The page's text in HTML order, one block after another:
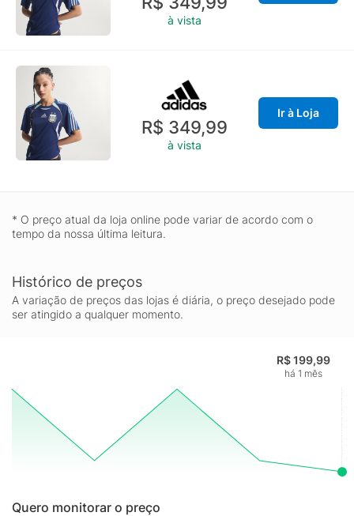
à vista
R$ 349,99
à vista
Ir à Loja
* O preço atual da loja online pode variar de acordo com o
tempo da nossa última leitura.
Histórico de preços
A variação de preços das lojas é diária, o preço desejado pode
ser atingido a qualquer momento.
R$ 199,99
há 1 mês
Quero monitorar o preço